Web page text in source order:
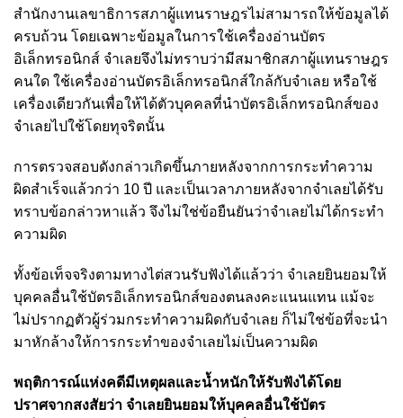
สำนักงานเลขาธิการสภาผู้แทนราษฎรไม่สามารถให้ข้อมูลได้
ครบถ้วน โดยเฉพาะข้อมูลในการใช้เครื่องอ่านบัตร
อิเล็กทรอนิกส์ จำเลยจึงไม่ทราบว่ามีสมาชิกสภาผู้แทนราษฎร
คนใด ใช้เครื่องอ่านบัตรอิเล็กทรอนิกส์ใกล้กับจำเลย หรือใช้
เครื่องเดียวกันเพื่อให้ได้ตัวบุคคลที่นำบัตรอิเล็กทรอนิกส์ของ
จำเลยไปใช้โดยทุจริตนั้น
การตรวจสอบดังกล่าวเกิดขึ้นภายหลังจากการกระทำความ
ผิดสำเร็จแล้วกว่า 10 ปี และเป็นเวลาภายหลังจากจำเลยได้รับ
ทราบข้อกล่าวหาแล้ว จึงไม่ใช่ข้อยืนยันว่าจำเลยไม่ได้กระทำ
ความผิด
ทั้งข้อเท็จจริงตามทางไต่สวนรับฟังได้แล้วว่า จำเลยยินยอมให้
บุคคลอื่นใช้บัตรอิเล็กทรอนิกส์ของตนลงคะแนนแทน แม้จะ
ไม่ปรากฏตัวผู้ร่วมกระทำความผิดกับจำเลย ก็ไม่ใช่ข้อที่จะนำ
มาหักล้างให้การกระทำของจำเลยไม่เป็นความผิด
พฤติการณ์แห่งคดีมีเหตุผลและน้ำหนักให้รับฟังได้โดย
ปราศจากสงสัยว่า จำเลยยินยอมให้บุคคลอื่นใช้บัตร